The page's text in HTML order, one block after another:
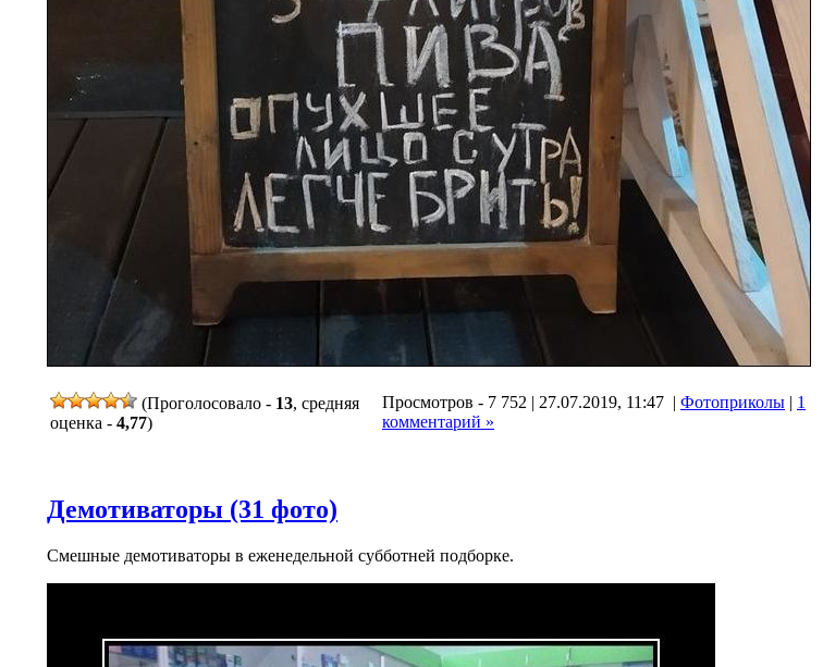
(Проголосовало - 13, средняя
оценка - 4,77)
Просмотров - 7 752 | 27.07.2019, 11:47 | Фотоприколы | 1
комментарий »
Демотиваторы (31 фото)
Смешные демотиваторы в еженедельной субботней подборке.